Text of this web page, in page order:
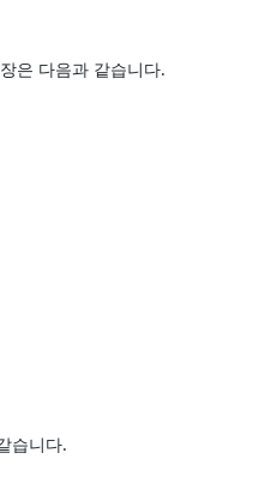
은 다음과 같습니다.
습니다.